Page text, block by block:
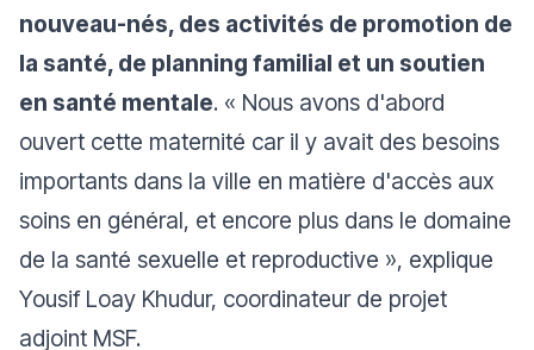
nouveau-nés, des activités de promotion de
la santé, de planning familial et un soutien
en santé mentale. « Nous avons d'abord
ouvert cette maternité car il y avait des besoins
importants dans la ville en matière d'accès aux
soins en général, et encore plus dans le domaine
de la santé sexuelle et reproductive », explique
Yousif Loay Khudur, coordinateur de projet
adjoint MSF.